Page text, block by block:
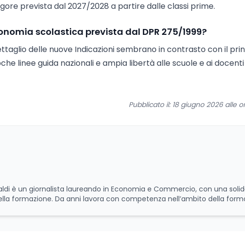
prevista dal 2027/2028 a partire dalle classi prime.
scolastica prevista dal DPR 275/1999?
delle nuove Indicazioni sembrano in contrasto con il
linee guida nazionali e ampia libertà alle scuole e ai
Pubblicato il: 18 giugno 2026 alle
è un giornalista laureando in Economia e Commercio, con una
formazione. Da anni lavora con competenza nell’ambito della
sviluppo delle competenze. Alla preparazione economica e